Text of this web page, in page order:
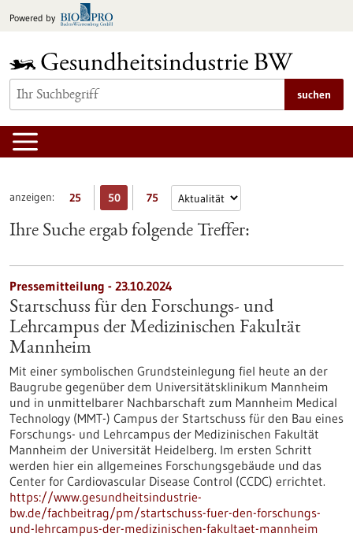
Inhalt
Powered by
suchen
anzeigen: 25 50 75
Ihre Suche ergab folgende Treffer:
Pressemitteilung - 23.10.2024
Startschuss für den Forschungs- und
Lehrcampus der Medizinischen Fakultät
Mannheim
Mit einer symbolischen Grundsteinlegung fiel heute an der
Baugrube gegenüber dem Universitätsklinikum Mannheim
und in unmittelbarer Nachbarschaft zum Mannheim Medical
Technology (MMT-) Campus der Startschuss für den Bau eines
Forschungs- und Lehrcampus der Medizinischen Fakultät
Mannheim der Universität Heidelberg. Im ersten Schritt
werden hier ein allgemeines Forschungsgebäude und das
Center for Cardiovascular Disease Control (CCDC) errichtet.
https://www.gesundheitsindustrie-
bw.de/fachbeitrag/pm/startschuss-fuer-den-forschungs-
und-lehrcampus-der-medizinischen-fakultaet-mannheim